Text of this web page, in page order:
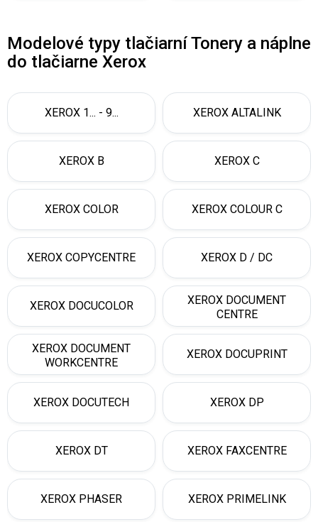
Modelové typy tlačiarní Tonery a náplne
do tlačiarne Xerox
XEROX 1... - 9... XEROX ALTALINK
XEROX B XEROX C
XEROX COLOR XEROX COLOUR C
XEROX COPYCENTRE XEROX D / DC
XEROX DOCUCOLOR
XEROX DOCUMENT
CENTRE
XEROX DOCUMENT
WORKCENTRE
XEROX DOCUPRINT
XEROX DOCUTECH XEROX DP
XEROX DT XEROX FAXCENTRE
XEROX PHASER XEROX PRIMELINK